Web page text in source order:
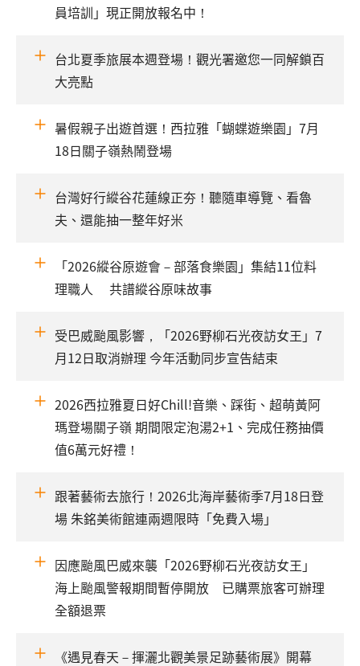
員培訓」現正開放報名中！
台北夏季旅展本週登場！觀光署邀您一同解鎖百
大亮點
暑假親子出遊首選！西拉雅「蝴蝶遊樂園」7月
18日關子嶺熱鬧登場
台灣好行縱谷花蓮線正夯！聽隨車導覽、看魯
夫、還能抽一整年好米
「2026縱谷原遊會－部落食樂園」集結11位料
理職人 共譜縱谷原味故事
受巴威颱風影響，「2026野柳石光夜訪女王」7
月12日取消辦理 今年活動同步宣告結束
2026西拉雅夏日好Chill!音樂、踩街、超萌黃阿
瑪登場關子嶺 期間限定泡湯2+1、完成任務抽價
值6萬元好禮！
跟著藝術去旅行！2026北海岸藝術季7月18日登
場 朱銘美術館連兩週限時「免費入場」
因應颱風巴威來襲「2026野柳石光夜訪女王」
海上颱風警報期間暫停開放 已購票旅客可辦理
全額退票
《遇見春天－揮灑北觀美景足跡藝術展》開幕